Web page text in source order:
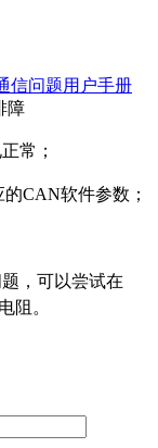
信问题用户手册
障
常；
CAN软件参数；
，可以尝试在
阻。